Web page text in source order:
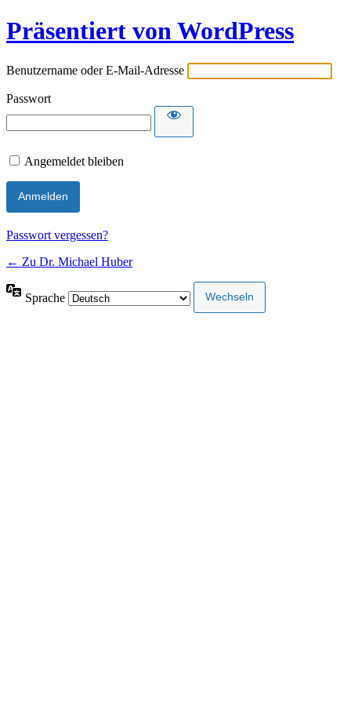
Präsentiert von WordPress
Benutzername oder E-Mail-Adresse
Passwort
Angemeldet bleiben
Passwort vergessen?
← Zu Dr. Michael Huber
Sprache